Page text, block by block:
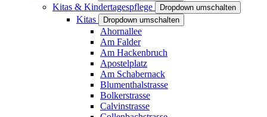
Kitas & Kindertagespflege Dropdown umschalten
Kitas Dropdown umschalten
Ahornallee
Am Falder
Am Hackenbruch
Apostelplatz
Am Schabernack
Blumenthalstrasse
Bolkerstrasse
Calvinstrasse